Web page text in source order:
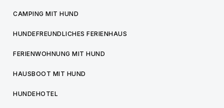
CAMPING MIT HUND
HUNDEFREUNDLICHES FERIENHAUS
FERIENWOHNUNG MIT HUND
HAUSBOOT MIT HUND
HUNDEHOTEL